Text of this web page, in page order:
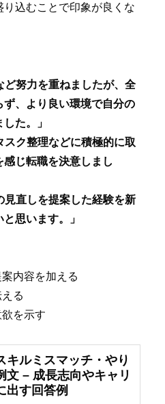
り込むことで印象が良くな
ど努力を重ねましたが、全
、より良い環境で自分の
た。」
スク整理などに積極的に取
感じ転職を決意しまし
見直しを提案した経験を新
思います。」
内容を加える
る
を示す
キルミスマッチ・やり
文 – 成長志向やキャリ
出す回答例